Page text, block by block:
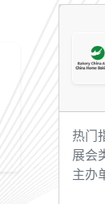
热门
展会
主办